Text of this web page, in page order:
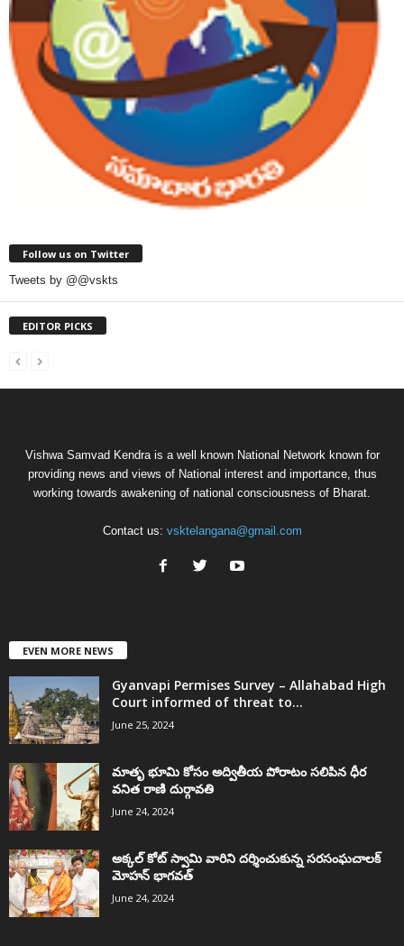
Follow us on Twitter
Tweets by @@vskts
EDITOR PICKS
Vishwa Samvad Kendra is a well known National Network known for
providing news and views of National interest and importance, thus
working towards awakening of national consciousness of Bharat.
Contact us: vsktelangana@gmail.com
EVEN MORE NEWS
Gyanvapi Permises Survey – Allahabad High
Court informed of threat to...
June 25, 2024
మాతృ భూమి కోసం అద్వితీయ పోరాటం సలిపిన ధీర
వనిత రాణి దుర్గావతి
June 24, 2024
అక్కల్‌ కోట్‌ స్వామి వారిని దర్శించుకున్న సరసంఘచాలక్
మోహన్ భాగవత్
June 24, 2024